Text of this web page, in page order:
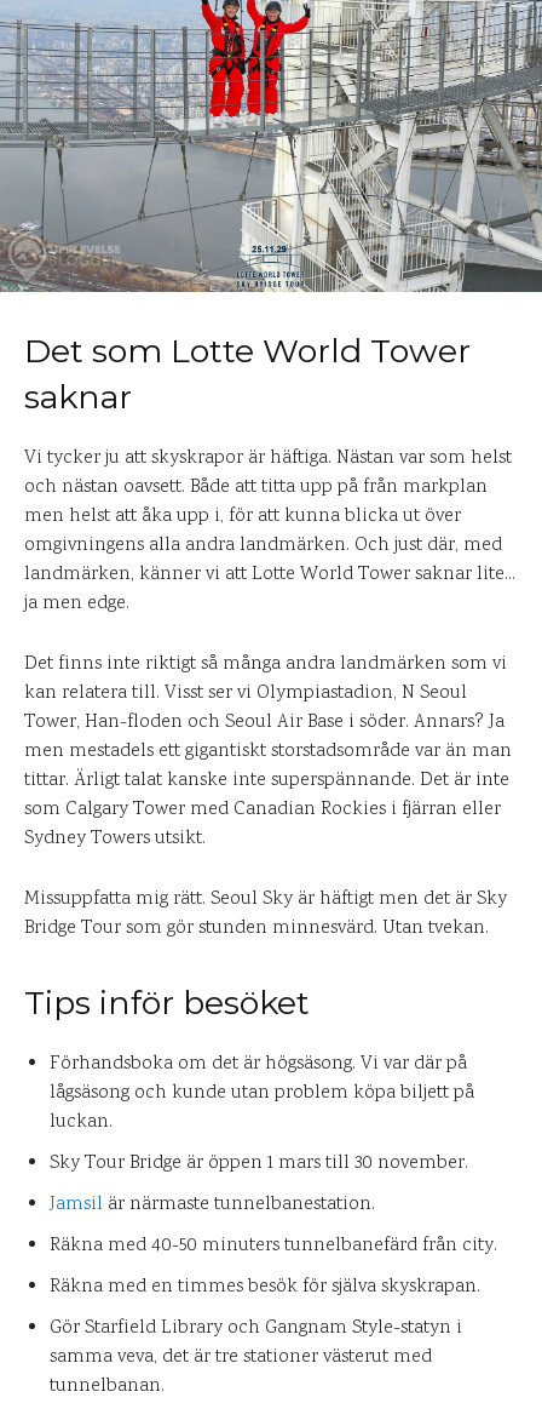
Det som Lotte World Tower
saknar
Vi tycker ju att skyskrapor är häftiga. Nästan var som helst
och nästan oavsett. Både att titta upp på från markplan
men helst att åka upp i, för att kunna blicka ut över
omgivningens alla andra landmärken. Och just där, med
landmärken, känner vi att Lotte World Tower saknar lite…
ja men edge.
Det finns inte riktigt så många andra landmärken som vi
kan relatera till. Visst ser vi Olympiastadion, N Seoul
Tower, Han-floden och Seoul Air Base i söder. Annars? Ja
men mestadels ett gigantiskt storstadsområde var än man
tittar. Ärligt talat kanske inte superspännande. Det är inte
som Calgary Tower med Canadian Rockies i fjärran eller
Sydney Towers utsikt.
Missuppfatta mig rätt. Seoul Sky är häftigt men det är Sky
Bridge Tour som gör stunden minnesvärd. Utan tvekan.
Tips inför besöket
Förhandsboka om det är högsäsong. Vi var där på
lågsäsong och kunde utan problem köpa biljett på
luckan.
Sky Tour Bridge är öppen 1 mars till 30 november.
Jamsil är närmaste tunnelbanestation.
Räkna med 40-50 minuters tunnelbanefärd från city.
Räkna med en timmes besök för själva skyskrapan.
Gör Starfield Library och Gangnam Style-statyn i
samma veva, det är tre stationer västerut med
tunnelbanan.